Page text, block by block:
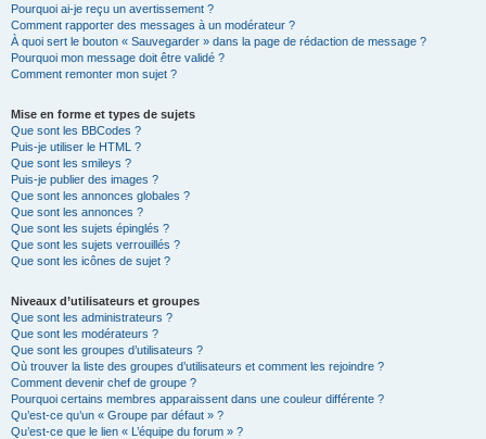
Pourquoi ai-je reçu un avertissement ?
Comment rapporter des messages à un modérateur ?
À quoi sert le bouton « Sauvegarder » dans la page de rédaction de message ?
Pourquoi mon message doit être validé ?
Comment remonter mon sujet ?
Mise en forme et types de sujets
Que sont les BBCodes ?
Puis-je utiliser le HTML ?
Que sont les smileys ?
Puis-je publier des images ?
Que sont les annonces globales ?
Que sont les annonces ?
Que sont les sujets épinglés ?
Que sont les sujets verrouillés ?
Que sont les icônes de sujet ?
Niveaux d’utilisateurs et groupes
Que sont les administrateurs ?
Que sont les modérateurs ?
Que sont les groupes d’utilisateurs ?
Où trouver la liste des groupes d’utilisateurs et comment les rejoindre ?
Comment devenir chef de groupe ?
Pourquoi certains membres apparaissent dans une couleur différente ?
Qu’est-ce qu’un « Groupe par défaut » ?
Qu’est-ce que le lien « L’équipe du forum » ?